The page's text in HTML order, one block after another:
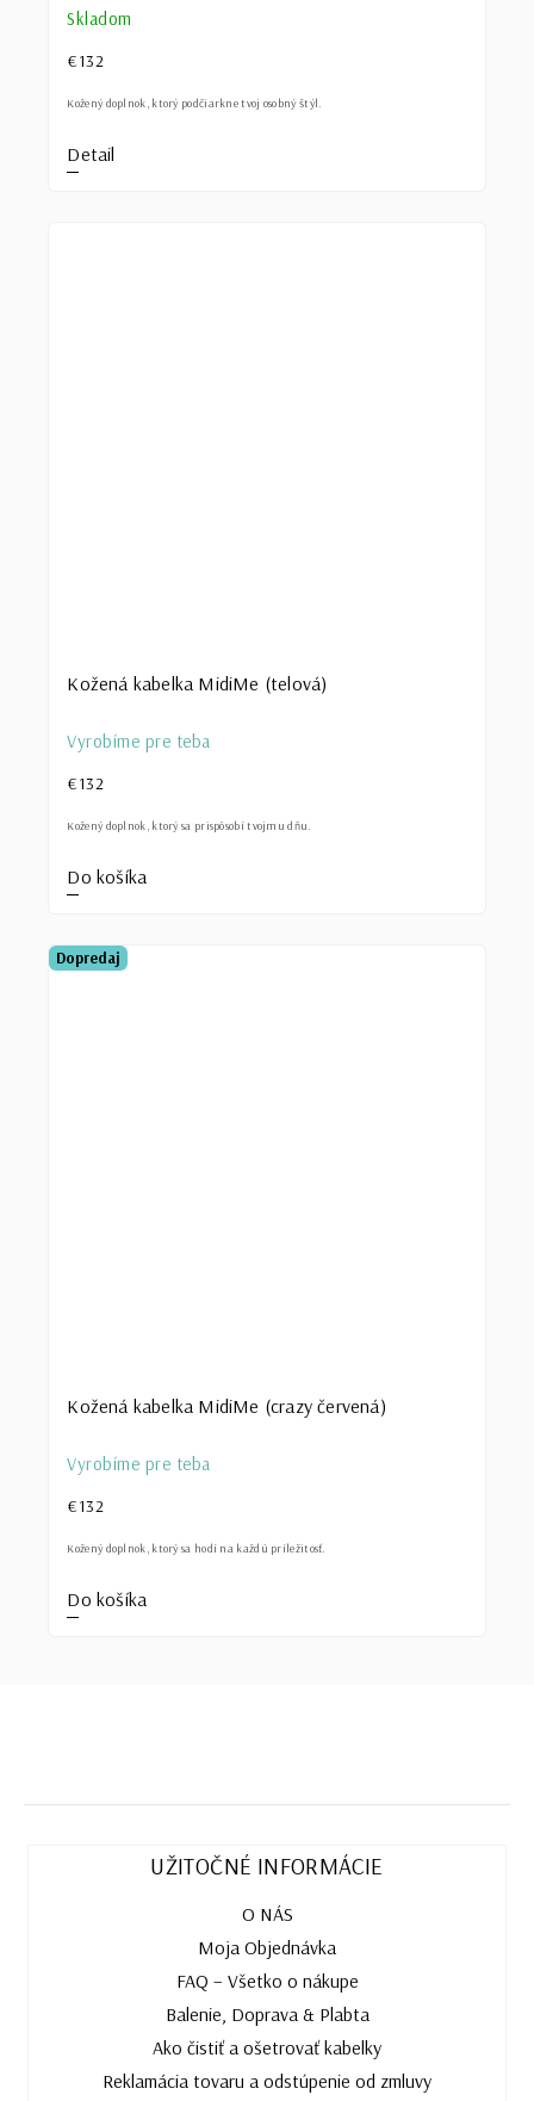
Skladom
€132
Detail
Kožený doplnok, ktorý podčiarkne tvoj osobný štýl.
Kožená kabelka MidiMe (telová)
Vyrobíme pre teba
€132
Do košíka
Kožený doplnok, ktorý sa prispôsobí tvojmu dňu.
Dopredaj
Kožená kabelka MidiMe (crazy červená)
Vyrobíme pre teba
€132
Do košíka
Kožený doplnok, ktorý sa hodí na každú príležitosť.
UŽITOČNÉ INFORMÁCIE
O NÁS
Moja Objednávka
FAQ – Všetko o nákupe
Balenie, Doprava & Plabta
Ako čistiť a ošetrovať kabelky
Reklamácia tovaru a odstúpenie od zmluvy